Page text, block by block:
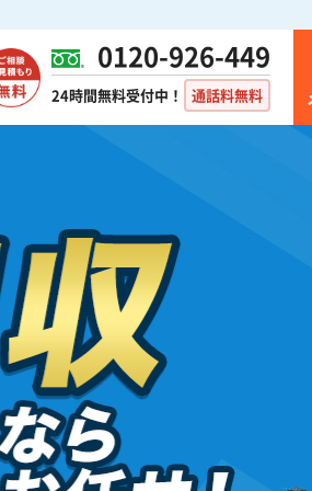
0120-926-449
24時間無料受付中！ 通話料無料